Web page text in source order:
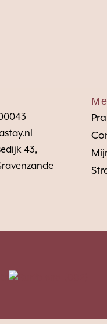
43,